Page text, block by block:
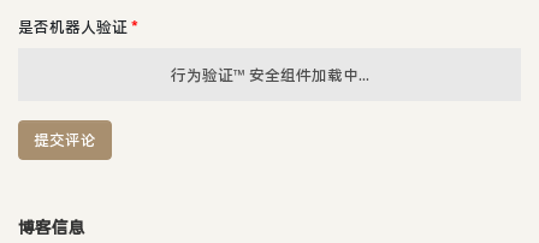
是否机器人验证 *
行为验证™ 安全组件加载中...
提交评论
博客信息